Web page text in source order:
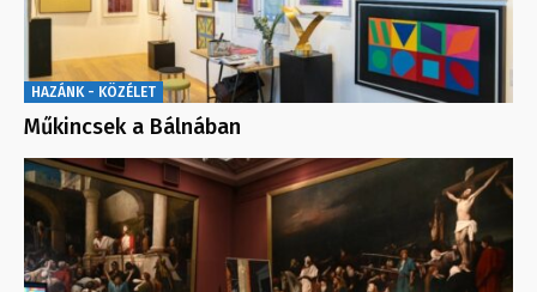
HAZÁNK - KÖZÉLET
Műkincsek a Bálnában